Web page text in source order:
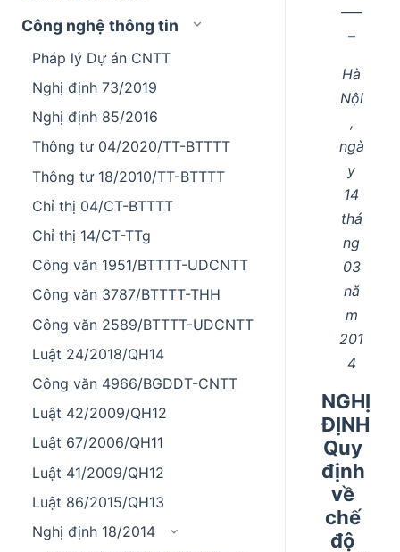
Công nghệ thông tin
Pháp lý Dự án CNTT
Nghị định 73/2019
Nghị định 85/2016
Thông tư 04/2020/TT-BTTTT
Thông tư 18/2010/TT-BTTTT
Chỉ thị 04/CT-BTTTT
Chỉ thị 14/CT-TTg
Công văn 1951/BTTTT-UDCNTT
Công văn 3787/BTTTT-THH
Công văn 2589/BTTTT-UDCNTT
Luật 24/2018/QH14
Công văn 4966/BGDDT-CNTT
Luật 42/2009/QH12
Luật 67/2006/QH11
Luật 41/2009/QH12
Luật 86/2015/QH13
Nghị định 18/2014
–––
–
Hà
Nội
,
ngà
y
14
thá
ng
03
nă
m
201
4
NGHỊ
ĐỊNH
Quy
định
về
chế
độ